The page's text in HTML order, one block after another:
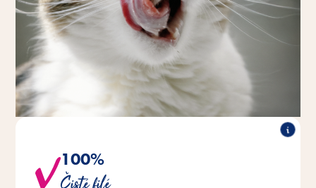
100%
Jedinou zložkou týchto lahodných filiet je 100 % kačacie